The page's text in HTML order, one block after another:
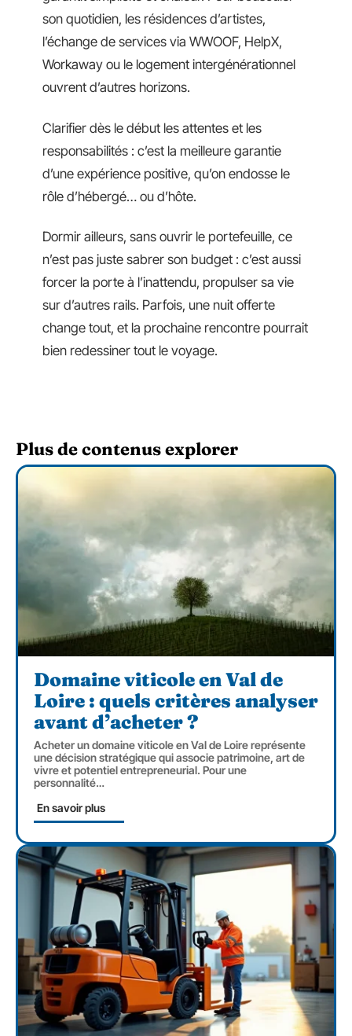
son quotidien, les résidences d’artistes,
l’échange de services via WWOOF, HelpX,
Workaway ou le logement intergénérationnel
ouvrent d’autres horizons.
Clarifier dès le début les attentes et les
responsabilités : c’est la meilleure garantie
d’une expérience positive, qu’on endosse le
rôle d’hébergé… ou d’hôte.
Dormir ailleurs, sans ouvrir le portefeuille, ce
n’est pas juste sabrer son budget : c’est aussi
forcer la porte à l’inattendu, propulser sa vie
sur d’autres rails. Parfois, une nuit offerte
change tout, et la prochaine rencontre pourrait
bien redessiner tout le voyage.
Plus de contenus explorer
Domaine viticole en Val de
Loire : quels critères analyser
avant d’acheter ?
Acheter un domaine viticole en Val de Loire représente
une décision stratégique qui associe patrimoine, art de
vivre et potentiel entrepreneurial. Pour une
personnalité…
En savoir plus